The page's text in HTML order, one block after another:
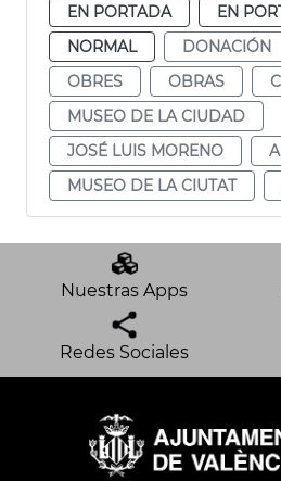
EN PORTADA
EN
NORMAL
DONACIÓN
OBRES
OBRAS
MUSEO DE LA CIUDAD
JOSÉ LUIS MORENO
MUSEO DE LA CIUTAT
Nuestras Apps
Redes Sociales